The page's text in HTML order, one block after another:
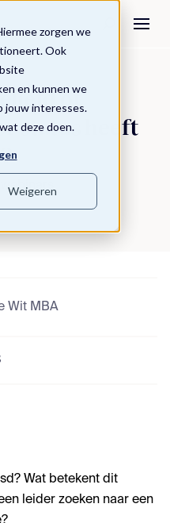
zorgen we
Ook
en kunnen we
jouw interesses.
deze doen.
Weigeren
of
status heeft
Wit MBA
Wat betekent dit
leider zoeken naar een